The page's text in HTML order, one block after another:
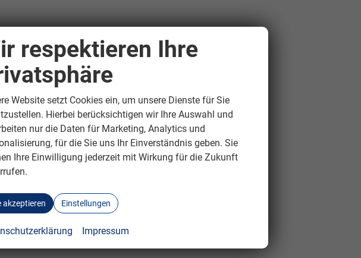
respektieren Ihre
Website setzt Cookies ein, um unsere Dienste für Sie
Hierbei berücksichtigen wir Ihre Auswahl und
nur die Daten für Marketing, Analytics und
für die Sie uns Ihr Einverständnis geben. Sie
Ihre Einwilligung jederzeit mit Wirkung für die Zukunft
akzeptieren Einstellungen
Impressum